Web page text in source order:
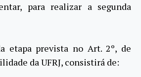
para realizar a segunda
etapa prevista no Art. 2º, de
da UFRJ, consistirá de: